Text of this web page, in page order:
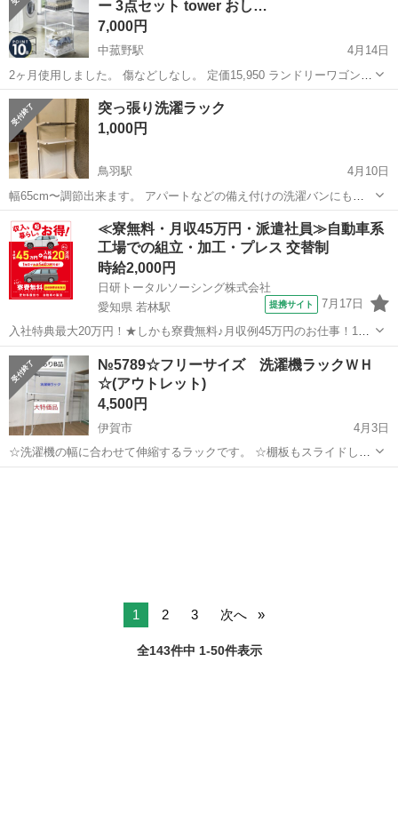
ー 3点セット tower おし…
7,000円
中菰野駅
4月14日
2ヶ月使用しました。 傷などしなし。 定価15,950 ランドリーワゴン
+バスケット 品番 ホワイト：03351 ブラック：03352 JAN ホワイト：
4903208033510 ブラック：4903208033527 ...
三重 三重郡 中菰野駅 収納家具
突っ張り洗濯ラック
1,000円
鳥羽駅
4月10日
幅65cm〜調節出来ます。 アパートなどの備え付けの洗濯バンにも対
応可能です。
三重 鳥羽市 鳥羽駅 収納家具 ラック
≪寮無料・月収45万円・派遣社員≫自動車系
工場での組立・加工・プレス 交替制
時給2,000円
日研トータルソーシング株式会社
愛知県 若林駅
提携サイト 7月17日
入社特典最大20万円！★しかも寮費無料♪月収例45万円のお仕事！1年
目で年収560万円も可能！あなたの手で自動車をつくりませんか？ お
仕事について トヨタ車体各工場でのミニバン・SUV新車製造に関わる
諸作業。 【プレス】巨...
愛知 豊田市 若林駅 その他
№5789☆フリーサイズ 洗濯機ラックＷＨ
☆(アウトレット)
4,500円
伊賀市
4月3日
☆洗濯機の幅に合わせて伸縮するラックです。 ☆棚板もスライドし、
自由に幅調整。 ☆棚板の高さ調整もできます。 ☆とにかく丈夫です。
1 2 3 次へ
全143件中 1-50件表示